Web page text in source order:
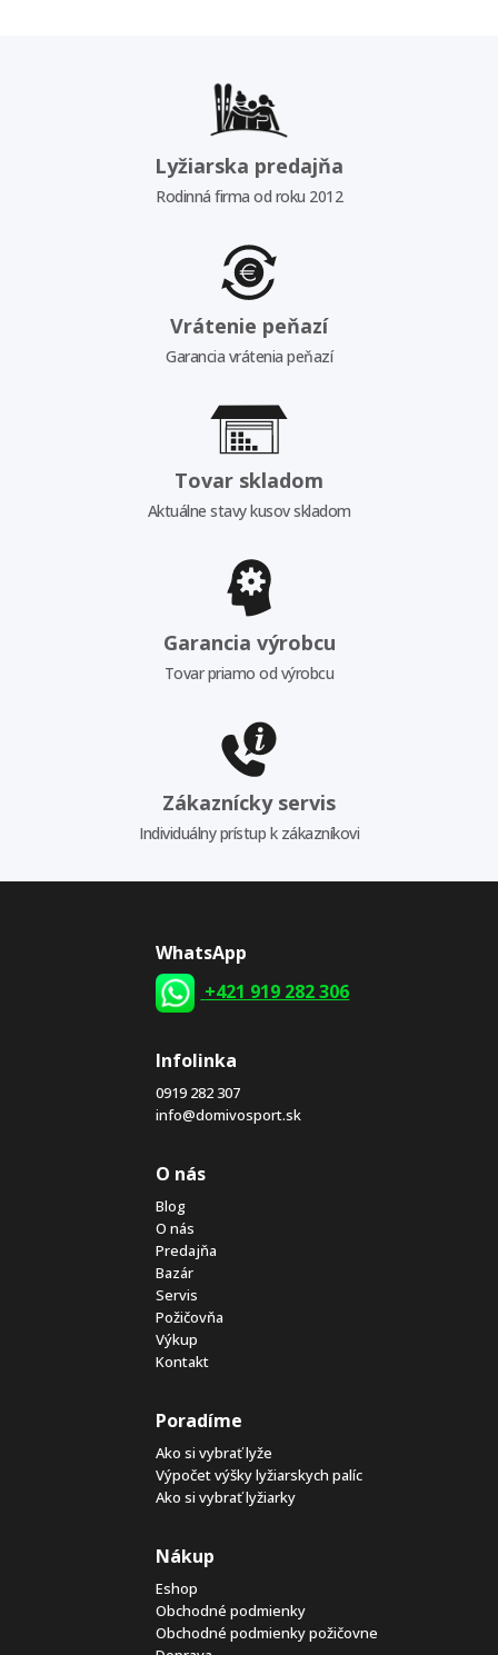
Lyžiarska predajňa
Rodinná firma od roku 2012
Vrátenie peňazí
Garancia vrátenia peňazí
Tovar skladom
Aktuálne stavy kusov skladom
Garancia výrobcu
Tovar priamo od výrobcu
Zákaznícky servis
Individuálny prístup k zákazníkovi
WhatsApp
+421 919 282 306
Infolinka
0919 282 307
info@domivosport.sk
O nás
Blog
O nás
Predajňa
Bazár
Servis
Požičovňa
Výkup
Kontakt
Poradíme
Ako si vybrať lyže
Výpočet výšky lyžiarskych palíc
Ako si vybrať lyžiarky
Nákup
Eshop
Obchodné podmienky
Obchodné podmienky požičovne